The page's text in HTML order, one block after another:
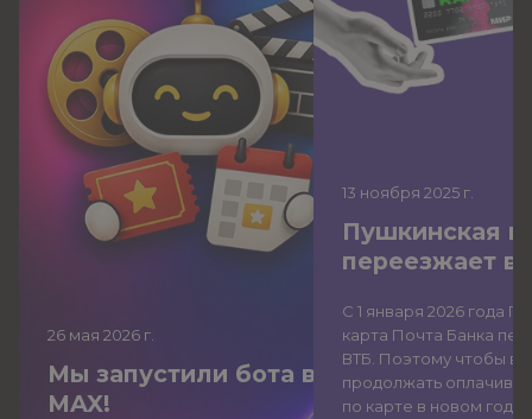
26 мая 2026 г.
Мы запустили бота в
MAX!
13 ноября 2025 г.
Пушкинская
переезжает в
С 1 января 2026 года
карта Почта Банка
ВТБ . Поэтому чтобы
продолжать
по карте в новом